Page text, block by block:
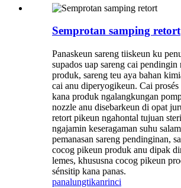
Semprotan samping retort
Panaskeun sareng tiiskeun ku
supados uap sareng cai pendingin
produk, sareng teu aya bahan
cai anu diperyogikeun. Cai
kana produk ngalangkungan
nozzle anu disebarkeun di opat
retort pikeun ngahontal tujuan
ngajamin keseragaman suhu
pemanasan sareng pendinginan,
cocog pikeun produk anu dipak
lemes, khususna cocog pikeun
sénsitip kana panas.
panalungtikanrinci